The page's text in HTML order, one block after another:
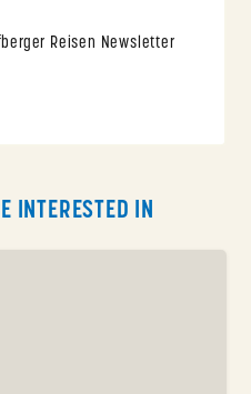
Reisen Newsletter
INTERESTED IN